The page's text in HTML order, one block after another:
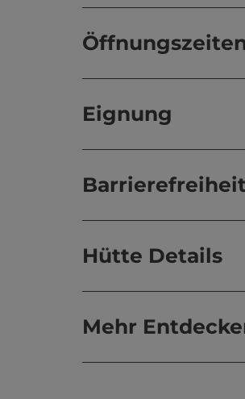
Eignung
Barrierefreiheit
Hütte Details
Mehr